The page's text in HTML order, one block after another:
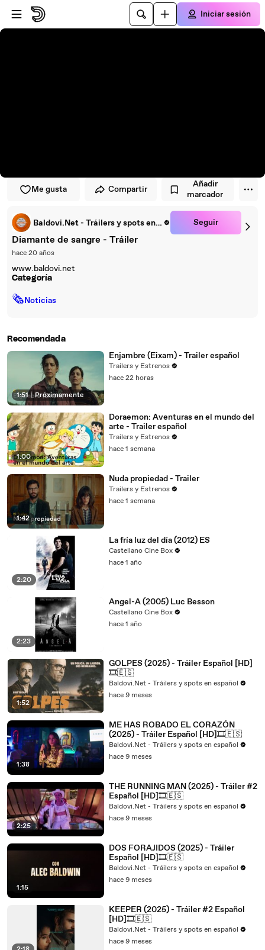
Saltar al reproductor
Saltar al contenido principal
Iniciar sesión
Me gusta Compartir
Añadir
marcador
Baldovi.Net - Tráilers y spots en español Seguir
Diamante de sangre - Tráiler
hace 20 años
www.baldovi.net
Categoría
🗞Noticias
Recomendada
1:51 | Próximamente
Enjambre (Eixam) - Trailer español
Trailers y Estrenos
hace 22 horas
1:00
Doraemon: Aventuras en el mundo del
arte - Trailer español
Trailers y Estrenos
hace 1 semana
1:42
Nuda propiedad - Trailer
Trailers y Estrenos
hace 1 semana
2:20
La fría luz del día (2012) ES
Castellano Cine Box
hace 1 año
2:23
Angel-A (2005) Luc Besson
Castellano Cine Box
hace 1 año
1:52
GOLPES (2025) - Tráiler Español [HD]
🎞️🇪🇸
Baldovi.Net - Tráilers y spots en español
hace 9 meses
1:38
ME HAS ROBADO EL CORAZÓN
(2025) - Tráiler Español [HD]🎞️🇪🇸
Baldovi.Net - Tráilers y spots en español
hace 9 meses
2:25
THE RUNNING MAN (2025) - Tráiler #2
Español [HD]🎞️🇪🇸
Baldovi.Net - Tráilers y spots en español
hace 9 meses
1:15
DOS FORAJIDOS (2025) - Tráiler
Español [HD]🎞️🇪🇸
Baldovi.Net - Tráilers y spots en español
hace 9 meses
KEEPER (2025) - Tráiler #2 Español
[HD]🎞️🇪🇸
Baldovi.Net - Tráilers y spots en español
hace 9 meses